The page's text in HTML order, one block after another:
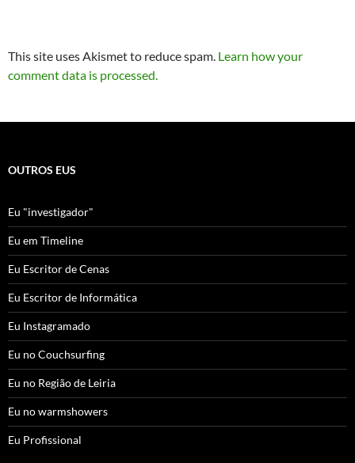
This site uses Akismet to reduce spam. Learn how your
comment data is processed.
OUTROS EUS
Eu "investigador"
Eu em Timeline
Eu Escritor de Cenas
Eu Escritor de Informática
Eu Instagramado
Eu no Couchsurfing
Eu no Região de Leiria
Eu no warmshowers
Eu Profissional